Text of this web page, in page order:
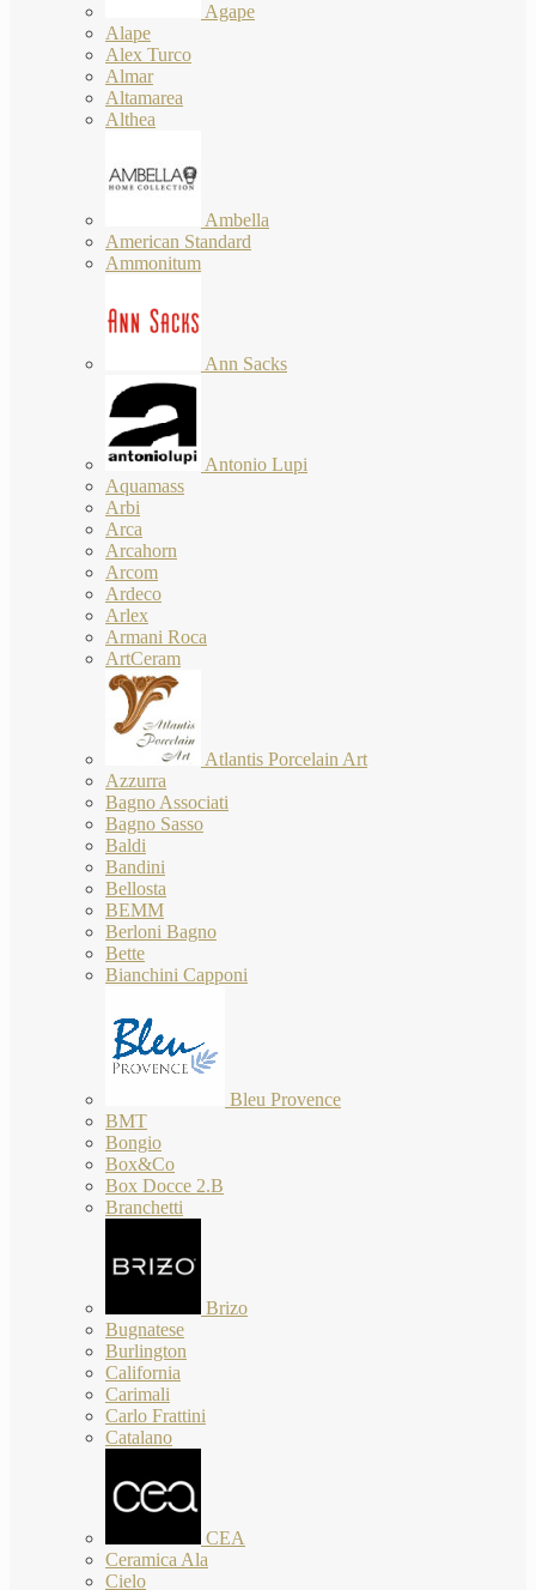
Agape
Alape
Alex Turco
Almar
Altamarea
Althea
Ambella
American Standard
Ammonitum
Ann Sacks
Antonio Lupi
Aquamass
Arbi
Arca
Arcahorn
Arcom
Ardeco
Arlex
Armani Roca
ArtCeram
Atlantis Porcelain Art
Azzurra
Bagno Associati
Bagno Sasso
Baldi
Bandini
Bellosta
BEMM
Berloni Bagno
Bette
Bianchini Capponi
Bleu Provence
BMT
Bongio
Box&Co
Box Docce 2.B
Branchetti
Brizo
Bugnatese
Burlington
California
Carimali
Carlo Frattini
Catalano
CEA
Ceramica Ala
Cielo